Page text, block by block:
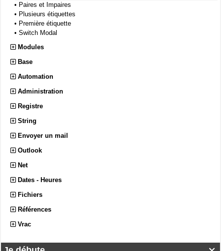
• Paires et Impaires
• Plusieurs étiquettes
• Première étiquette
• Switch Modal
Modules
Base
Automation
Administration
Registre
String
Envoyer un mail
Outlook
Net
Dates - Heures
Fichiers
Références
Vrac